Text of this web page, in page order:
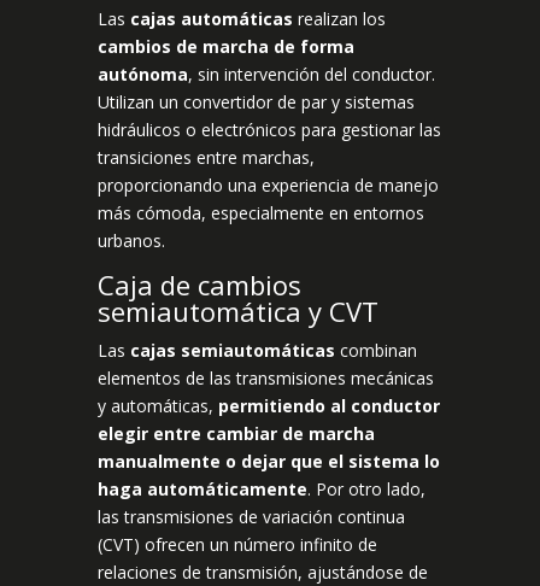
Las cajas automáticas realizan los
cambios de marcha de forma
autónoma, sin intervención del conductor.
Utilizan un convertidor de par y sistemas
hidráulicos o electrónicos para gestionar las
transiciones entre marchas,
proporcionando una experiencia de manejo
más cómoda, especialmente en entornos
urbanos.
Caja de cambios
semiautomática y CVT
Las cajas semiautomáticas combinan
elementos de las transmisiones mecánicas
y automáticas, permitiendo al conductor
elegir entre cambiar de marcha
manualmente o dejar que el sistema lo
haga automáticamente. Por otro lado,
las transmisiones de variación continua
(CVT) ofrecen un número infinito de
relaciones de transmisión, ajustándose de